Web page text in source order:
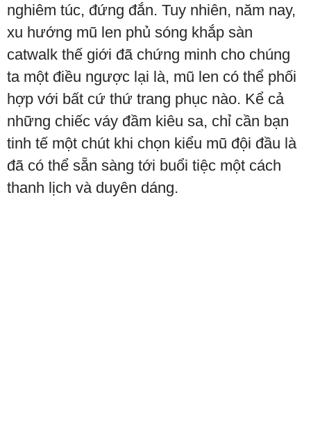
nghiêm túc, đứng đắn. Tuy nhiên, năm nay,
xu hướng mũ len phủ sóng khắp sàn
catwalk thế giới đã chứng minh cho chúng
ta một điều ngược lại là, mũ len có thể phối
hợp với bất cứ thứ trang phục nào. Kể cả
những chiếc váy đầm kiêu sa, chỉ cần bạn
tinh tế một chút khi chọn kiểu mũ đội đầu là
đã có thể sẵn sàng tới buổi tiệc một cách
thanh lịch và duyên dáng.